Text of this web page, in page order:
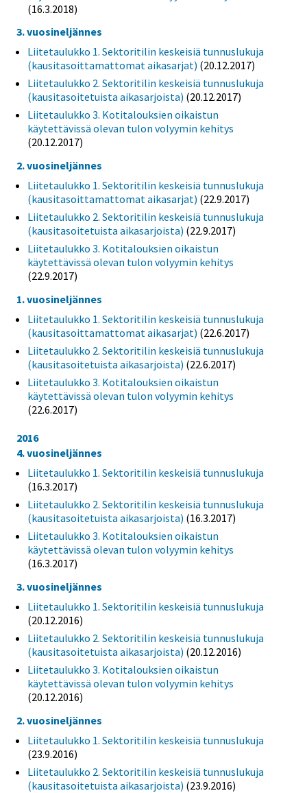
(16.3.2018)
3. vuosineljännes
Liitetaulukko 1. Sektoritilin keskeisiä tunnuslukuja
(kausitasoittamattomat aikasarjat) (20.12.2017)
Liitetaulukko 2. Sektoritilin keskeisiä tunnuslukuja
(kausitasoitetuista aikasarjoista) (20.12.2017)
Liitetaulukko 3. Kotitalouksien oikaistun
käytettävissä olevan tulon volyymin kehitys
(20.12.2017)
2. vuosineljännes
Liitetaulukko 1. Sektoritilin keskeisiä tunnuslukuja
(kausitasoittamattomat aikasarjat) (22.9.2017)
Liitetaulukko 2. Sektoritilin keskeisiä tunnuslukuja
(kausitasoitetuista aikasarjoista) (22.9.2017)
Liitetaulukko 3. Kotitalouksien oikaistun
käytettävissä olevan tulon volyymin kehitys
(22.9.2017)
1. vuosineljännes
Liitetaulukko 1. Sektoritilin keskeisiä tunnuslukuja
(kausitasoittamattomat aikasarjat) (22.6.2017)
Liitetaulukko 2. Sektoritilin keskeisiä tunnuslukuja
(kausitasoitetuista aikasarjoista) (22.6.2017)
Liitetaulukko 3. Kotitalouksien oikaistun
käytettävissä olevan tulon volyymin kehitys
(22.6.2017)
2016
4. vuosineljännes
Liitetaulukko 1. Sektoritilin keskeisiä tunnuslukuja
(16.3.2017)
Liitetaulukko 2. Sektoritilin keskeisiä tunnuslukuja
(kausitasoitetuista aikasarjoista) (16.3.2017)
Liitetaulukko 3. Kotitalouksien oikaistun
käytettävissä olevan tulon volyymin kehitys
(16.3.2017)
3. vuosineljännes
Liitetaulukko 1. Sektoritilin keskeisiä tunnuslukuja
(20.12.2016)
Liitetaulukko 2. Sektoritilin keskeisiä tunnuslukuja
(kausitasoitetuista aikasarjoista) (20.12.2016)
Liitetaulukko 3. Kotitalouksien oikaistun
käytettävissä olevan tulon volyymin kehitys
(20.12.2016)
2. vuosineljännes
Liitetaulukko 1. Sektoritilin keskeisiä tunnuslukuja
(23.9.2016)
Liitetaulukko 2. Sektoritilin keskeisiä tunnuslukuja
(kausitasoitetuista aikasarjoista) (23.9.2016)